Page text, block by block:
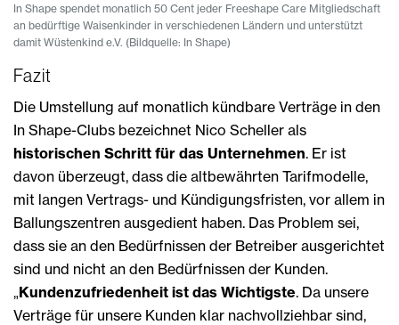
In Shape spendet monatlich 50 Cent jeder Freeshape Care Mitgliedschaft
an bedürftige Waisenkinder in verschiedenen Ländern und unterstützt
damit Wüstenkind e.V. (Bildquelle: In Shape)
Fazit
Die Umstellung auf monatlich kündbare Verträge in den
In Shape-Clubs bezeichnet Nico Scheller als
historischen Schritt für das Unternehmen. Er ist
davon überzeugt, dass die altbewährten Tarifmodelle,
mit langen Vertrags- und Kündigungsfristen, vor allem in
Ballungszentren ausgedient haben. Das Problem sei,
dass sie an den Bedürfnissen der Betreiber ausgerichtet
sind und nicht an den Bedürfnissen der Kunden.
„Kundenzufriedenheit ist das Wichtigste. Da unsere
Verträge für unsere Kunden klar nachvollziehbar sind,